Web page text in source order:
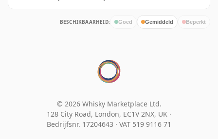
BESCHIKBAARHEID: Goed Gemiddeld Beperkt
© 2026 Whisky Marketplace Ltd.
128 City Road, London, EC1V 2NX, UK ·
Bedrijfsnr. 17204643 · VAT 519 9116 71